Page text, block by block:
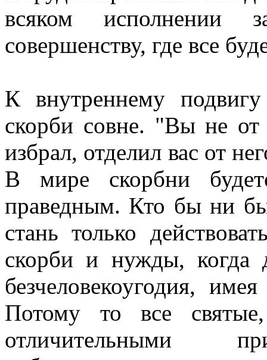
всяком исполнении
совершенству, где все
К внутреннему
скорби совне. "Вы не
избрал, отделил вас от
В мире скорбни
праведным. Кто бы ни
стань только
скорби и нужды, когда
безчеловекоугодия,
Потому то все
отличительными